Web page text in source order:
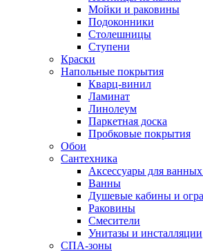
Мойки и раковины
Подоконники
Столешницы
Ступени
Краски
Напольные покрытия
Кварц-винил
Ламинат
Линолеум
Паркетная доска
Пробковые покрытия
Обои
Сантехника
Аксессуары для
Ванны
Душевые кабины и
Раковины
Смесители
Унитазы и инсталляции
СПА-зоны